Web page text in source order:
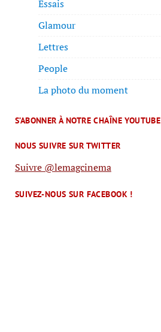
Essais
Glamour
Lettres
People
La photo du moment
S’ABONNER À NOTRE CHAÎNE YOUTUBE
NOUS SUIVRE SUR TWITTER
Suivre @lemagcinema
SUIVEZ-NOUS SUR FACEBOOK !